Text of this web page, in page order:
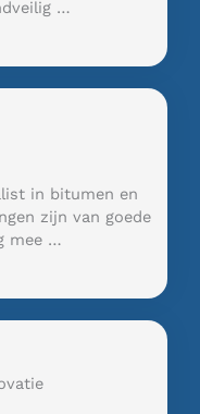
…
in bitumen en
zijn van goede
mee …